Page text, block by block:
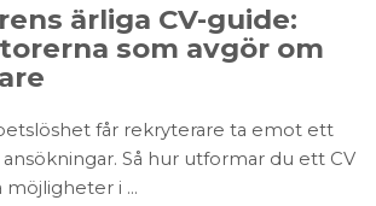
ärliga CV-guide:
som avgör om
får rekryterare ta emot ett
Så hur utformar du ett CV
möjligheter i ...